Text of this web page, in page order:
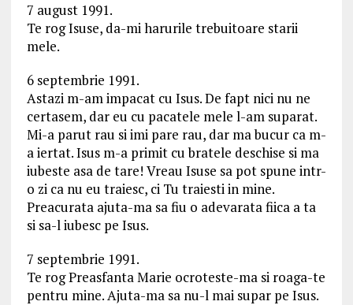
7 august 1991.
Te rog Isuse, da-mi harurile trebuitoare starii
mele.
6 septembrie 1991.
Astazi m-am impacat cu Isus. De fapt nici nu ne
certasem, dar eu cu pacatele mele l-am suparat.
Mi-a parut rau si imi pare rau, dar ma bucur ca m-
a iertat. Isus m-a primit cu bratele deschise si ma
iubeste asa de tare! Vreau Isuse sa pot spune intr-
o zi ca nu eu traiesc, ci Tu traiesti in mine.
Preacurata ajuta-ma sa fiu o adevarata fiica a ta
si sa-l iubesc pe Isus.
7 septembrie 1991.
Te rog Preasfanta Marie ocroteste-ma si roaga-te
pentru mine. Ajuta-ma sa nu-l mai supar pe Isus.